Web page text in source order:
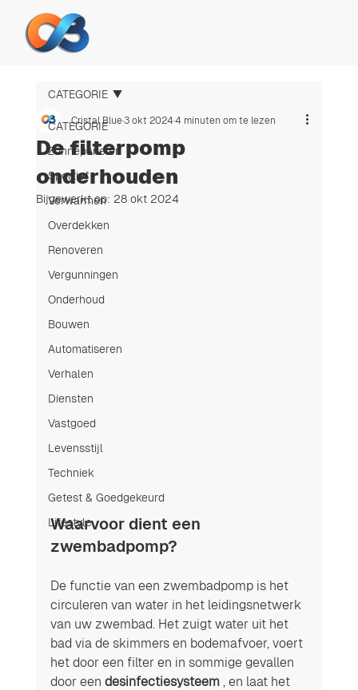
CATEGORIE
Zonnepanelen
Sportief
Verwarmen
Overdekken
Renoveren
Vergunningen
Onderhoud
Bouwen
Automatiseren
Verhalen
Diensten
Vastgoed
Levensstijl
Techniek
Getest & Goedgekeurd
Lifestyle
CATEGORIE
De filterpomp
onderhouden
Cristal Blue3 okt 20244 minuten om te lezen
Bijgewerkt op: 28 okt 2024
Waarvoor dient een
zwembadpomp?
De functie van een zwembadpomp is het
circuleren van water in het leidingsnetwerk
van uw zwembad. Het zuigt water uit het
bad via de skimmers en bodemafvoer, voert
het door een filter en in sommige gevallen
door een desinfectiesysteem , en laat het